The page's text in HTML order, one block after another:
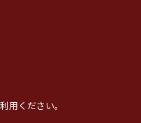
ください。